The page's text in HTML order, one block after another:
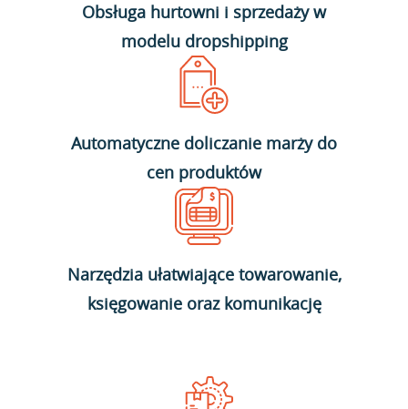
Obsługa hurtowni i sprzedaży w
modelu dropshipping
Automatyczne doliczanie marży do
cen produktów
Narzędzia ułatwiające towarowanie,
księgowanie oraz komunikację